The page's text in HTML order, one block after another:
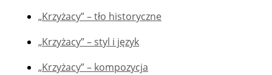
„Krzyżacy” – tło historyczne
„Krzyżacy” – styl i język
„Krzyżacy” – kompozycja